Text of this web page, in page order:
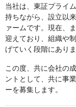
当社は、東証プライ
持ちながら、設立以
ァームです。現在、
迎えており、組織や
げていく段階にありま
この度、共に会社の
ントとして、共に事
ーを募集します。